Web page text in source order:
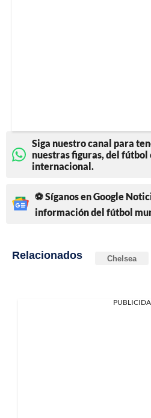
Siga nuestro canal para
nuestras figuras, del fútbol
internacional.
⚽ Síganos en Google
información del fútbol
Relacionados Chelsea